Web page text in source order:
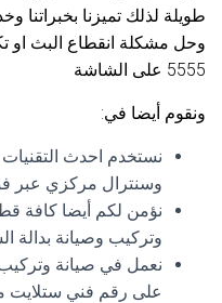
طويلة لذلك تميزنا بخبراتنا
وحل مشكلة انقطاع البث او
5555 على الشاشة
ونقوم أيضا في:
نستخدم احدث
وسنترال مركزي عبر فني
نؤمن لكم أيضا كافة
وتركيب وصيانة
نعمل في صيانة
على رقم فني ستلايت مركزي